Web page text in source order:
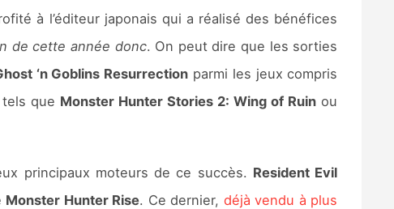
à l’éditeur japonais qui a réalisé des bénéfices
de cette année donc. On peut dire que les sorties
‘n Goblins Resurrection parmi les jeux compris
que Monster Hunter Stories 2: Wing of Ruin ou
principaux moteurs de ce succès. Resident Evil
Monster Hunter Rise. Ce dernier, déjà vendu à plus